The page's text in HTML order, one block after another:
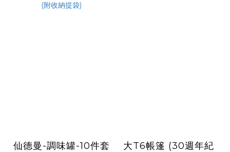
仙德曼-調味罐-10件套
大T6帳篷 (30週年紀